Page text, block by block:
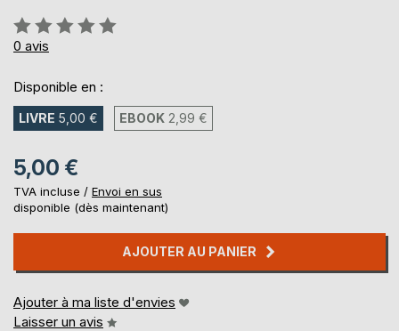
Évaluation:
0%
0 avis
Disponible en :
LIVRE 5,00 € EBOOK 2,99 €
5,00 €
TVA incluse / Envoi en sus
disponible (dès maintenant)
AJOUTER AU PANIER
Ajouter à ma liste d'envies
Laisser un avis